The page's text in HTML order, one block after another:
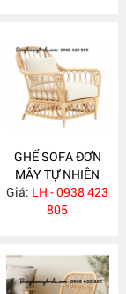
GHẾ SOFA ĐƠN
MÂY TỰ NHIÊN
MA810
Giá: LH - 0938 423
805